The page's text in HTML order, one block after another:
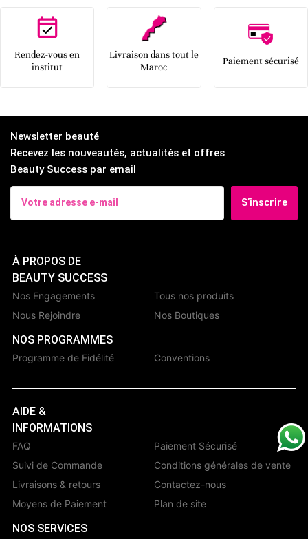
Rendez-vous en
institut
Livraison dans tout le
Maroc
Paiement sécurisé
Newsletter beauté
Recevez les nouveautés, actualités et offres
Beauty Success par email
S’inscrire
À PROPOS DE
BEAUTY SUCCESS
Nos Engagements
Nous Rejoindre
Tous nos produits
Nos Boutiques
NOS PROGRAMMES
Programme de Fidélité Conventions
AIDE &
INFORMATIONS
FAQ
Suivi de Commande
Livraisons & retours
Moyens de Paiement
Paiement Sécurisé
Conditions générales de vente
Contactez-nous
Plan de site
NOS SERVICES